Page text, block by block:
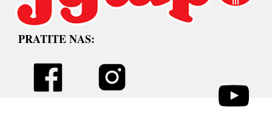
PRATITE NAS: